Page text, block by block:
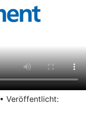
Veröffentlicht: